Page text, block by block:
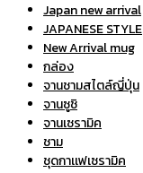
Japan new arrival
JAPANESE STYLE
New Arrival mug
กล่อง
จานชามสไตล์ญี่ปุ่น
จานซูชิ
จานเซรามิค
ชาม
ชุดกาเเฟเซรามิค